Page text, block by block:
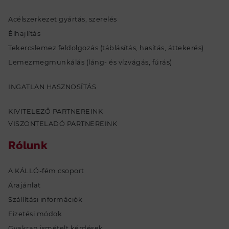
Acélszerkezet gyártás, szerelés
Élhajlítás
Tekercslemez feldolgozás (táblásítás, hasítás, áttekerés)
Lemezmegmunkálás (láng- és vízvágás, fúrás)
INGATLAN HASZNOSÍTÁS
KIVITELEZŐ PARTNEREINK
VISZONTELADÓ PARTNEREINK
Rólunk
A KÁLLÓ-fém csoport
Árajánlat
Szállítási információk
Fizetési módok